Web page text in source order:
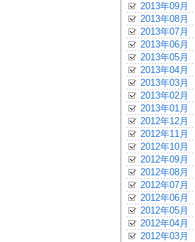
2013年09月
2013年08月
2013年07月
2013年06月
2013年05月
2013年04月
2013年03月
2013年02月
2013年01月
2012年12月
2012年11月
2012年10月
2012年09月
2012年08月
2012年07月
2012年06月
2012年05月
2012年04月
2012年03月